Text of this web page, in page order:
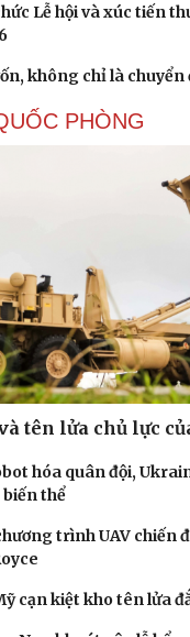
Công nghệ
Sành điệu
Tin Công
Trải
Lễ hội và xúc tiến
không chỉ là chuyển
PHÒNG
tên lửa chủ lực
hóa quân đội,
biến thể
trình UAV chiến
cạn kiệt kho tên lửa